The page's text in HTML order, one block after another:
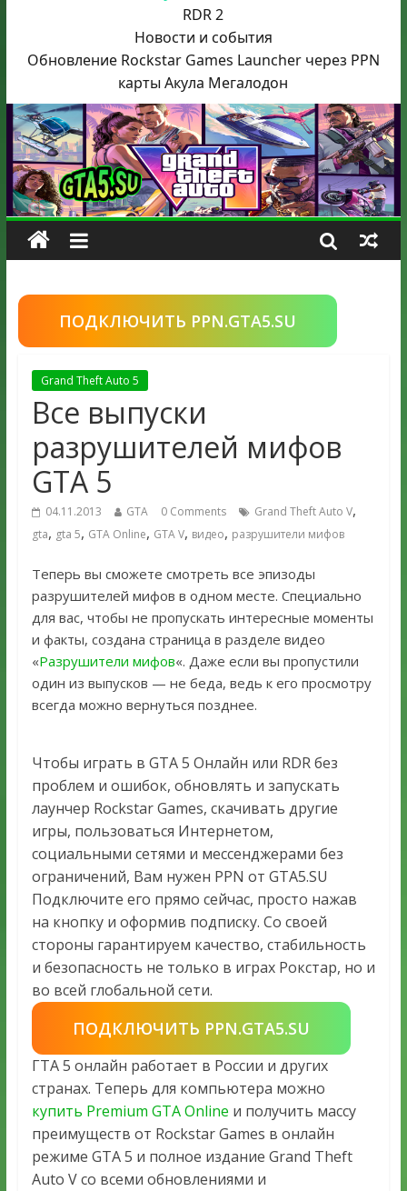
RDR 2
Новости и события
Обновление Rockstar Games Launcher через PPN
карты Акула Мегалодон
ПОДКЛЮЧИТЬ PPN.GTA5.SU
Grand Theft Auto 5
Все выпуски
разрушителей мифов
GTA 5
04.11.2013 GTA 0 Comments Grand Theft Auto V,
gta, gta 5, GTA Online, GTA V, видео, разрушители мифов
Теперь вы сможете смотреть все эпизоды
разрушителей мифов в одном месте. Специально
для вас, чтобы не пропускать интересные моменты
и факты, создана страница в разделе видео
«Разрушители мифов«. Даже если вы пропустили
один из выпусков — не беда, ведь к его просмотру
всегда можно вернуться позднее.
Чтобы играть в GTA 5 Онлайн или RDR без
проблем и ошибок, обновлять и запускать
лаунчер Rockstar Games, скачивать другие
игры, пользоваться Интернетом,
социальными сетями и мессенджерами без
ограничений, Вам нужен PPN от GTA5.SU
Подключите его прямо сейчас, просто нажав
на кнопку и оформив подписку. Со своей
стороны гарантируем качество, стабильность
и безопасность не только в играх Рокстар, но и
во всей глобальной сети.
ПОДКЛЮЧИТЬ PPN.GTA5.SU
ГТА 5 онлайн работает в России и других
странах. Теперь для компьютера можно
купить Premium GTA Online и получить массу
преимуществ от Rockstar Games в онлайн
режиме GTA 5 и полное издание Grand Theft
Auto V со всеми обновлениями и